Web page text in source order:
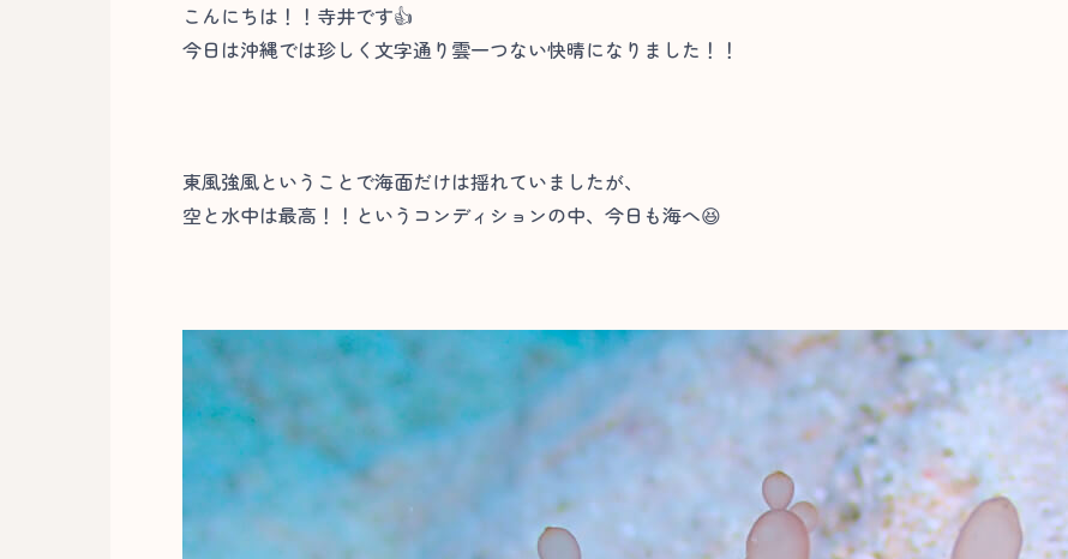
こんにちは！！寺井です👍
今日は沖縄では珍しく文字通り雲一つない快晴になりました！！
東風強風ということで海面だけは揺れていましたが、
空と水中は最高！！というコンディションの中、今日も海へ😆